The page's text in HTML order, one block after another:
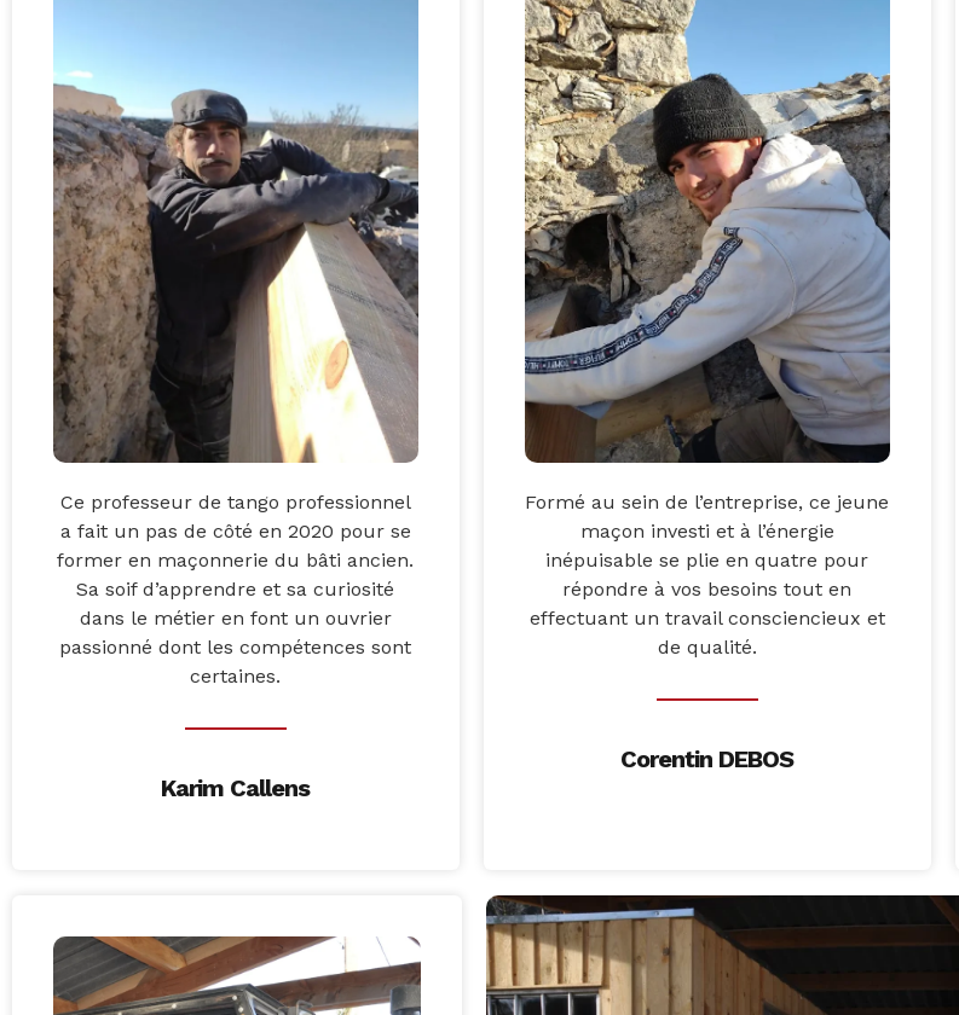
Ce professeur de tango professionnel
a fait un pas de côté en 2020 pour se
former en maçonnerie du bâti ancien.
Sa soif d’apprendre et sa curiosité
dans le métier en font un ouvrier
passionné dont les compétences sont
certaines.
Karim Callens
Formé au sein de l’entreprise, ce jeune
maçon investi et à l’énergie
inépuisable se plie en quatre pour
répondre à vos besoins tout en
effectuant un travail consciencieux et
de qualité.
Corentin DEBOS